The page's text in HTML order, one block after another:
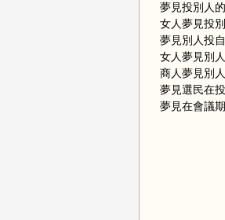
夢見投別人
女人夢見投
夢見別人投
女人夢見別
商人夢見別
夢見選民在
夢見在會議